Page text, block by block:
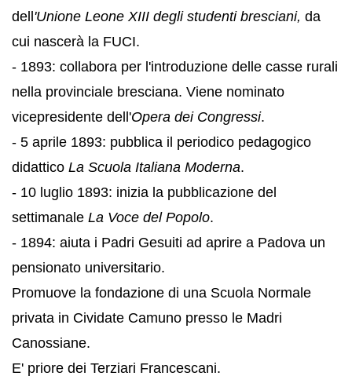
dell 'Unione Leone XIII degli studenti bresciani, da
cui nascerà la FUCI.
- 1893: collabora per l'introduzione delle casse rurali
nella provinciale bresciana. Viene nominato
vicepresidente dell'Opera dei Congressi.
- 5 aprile 1893: pubblica il periodico pedagogico
didattico La Scuola Italiana Moderna.
- 10 luglio 1893: inizia la pubblicazione del
settimanale La Voce del Popolo.
- 1894: aiuta i Padri Gesuiti ad aprire a Padova un
pensionato universitario.
Promuove la fondazione di una Scuola Normale
privata in Cividate Camuno presso le Madri
Canossiane.
E' priore dei Terziari Francescani.